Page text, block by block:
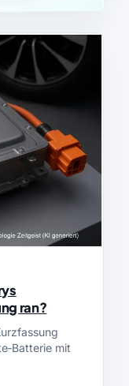
ran?
mit